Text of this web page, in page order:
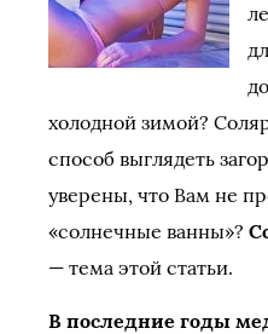
холодной зимой?
способ выглядеть
уверены, что Вам не
«солнечные ванны»?
— тема этой статьи.
В последние годы